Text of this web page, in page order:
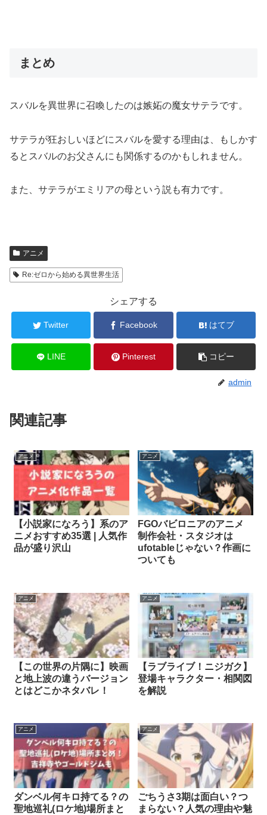
まとめ
スバルを異世界に召喚したのは嫉妬の魔女サテラです。
サテラが狂おしいほどにスバルを愛する理由は、もしかす
るとスバルのお父さんにも関係するのかもしれません。
また、サテラがエミリアの母という説も有力です。
アニメ
Re:ゼロから始める異世界生活
シェアする
Twitter Facebook はてブ
LINE Pinterest コピー
admin
関連記事
アニメ
【小説家になろう】系のア
ニメおすすめ35選 | 人気作
品が盛り沢山
アニメ
FGOバビロニアのアニメ
制作会社・スタジオは
ufotableじゃない？作画に
ついても
アニメ
【この世界の片隅に】映画
と地上波の違うバージョン
とはどこかネタバレ！
アニメ
【ラブライブ！ニジガク】
登場キャラクター・相関図
を解説
アニメ
ダンベル何キロ持てる？の
聖地巡礼(ロケ地)場所まと
アニメ
ごちうさ3期は面白い？つ
まらない？人気の理由や魅